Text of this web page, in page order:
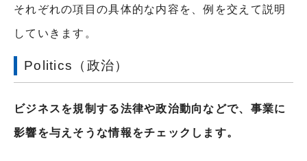
それぞれの項目の具体的な内容を、例を交えて説明
していきます。
Politics（政治）
ビジネスを規制する法律や政治動向などで、事業に
影響を与えそうな情報をチェックします。